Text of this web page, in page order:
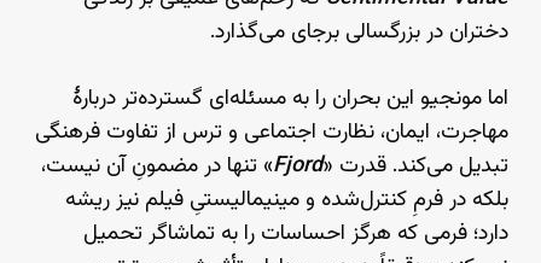
دختران در بزرگسالی برجای می‌گذارد.
اما مونجیو این بحران را به مسئله‌ای گسترده‌تر دربارهٔ
مهاجرت، ایمان، نظارت اجتماعی و ترس از تفاوت فرهنگی
تبدیل می‌کند. قدرت «Fjord» تنها در مضمونِ آن نیست،
بلکه در فرمِ کنترل‌شده و مینیمالیستیِ فیلم نیز ریشه
دارد؛ فرمی که هرگز احساسات را به تماشاگر تحمیل